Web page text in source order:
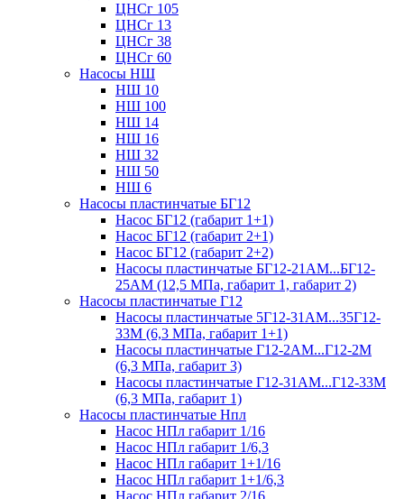
ЦНСг 105
ЦНСг 13
ЦНСг 38
ЦНСг 60
Насосы НШ
НШ 10
НШ 100
НШ 14
НШ 16
НШ 32
НШ 50
НШ 6
Насосы пластинчатые БГ12
Насос БГ12 (габарит 1+1)
Насос БГ12 (габарит 2+1)
Насос БГ12 (габарит 2+2)
Насосы пластинчатые БГ12-21АМ...БГ12-
25АМ (12,5 МПа, габарит 1, габарит 2)
Насосы пластинчатые Г12
Насосы пластинчатые 5Г12-31АМ...35Г12-
33М (6,3 МПа, габарит 1+1)
Насосы пластинчатые Г12-2АМ...Г12-2М
(6,3 МПа, габарит 3)
Насосы пластинчатые Г12-31АМ...Г12-33М
(6,3 МПа, габарит 1)
Насосы пластинчатые Нпл
Насос НПл габарит 1/16
Насос НПл габарит 1/6,3
Насос НПл габарит 1+1/16
Насос НПл габарит 1+1/6,3
Насос НПл габарит 2/16